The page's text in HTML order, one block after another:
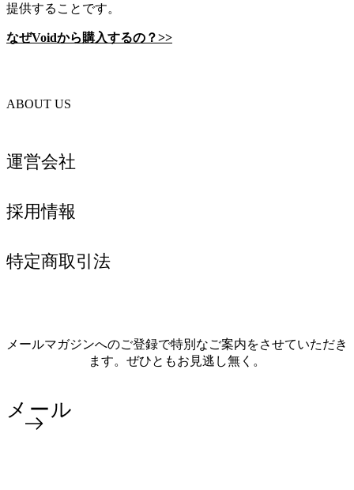
提供することです。
なぜVoidから購入するの？>>
ABOUT US
運営会社
採用情報
特定商取引法
メールマガジンへのご登録で特別なご案内をさせていただき
ます。ぜひともお見逃し無く。
メール